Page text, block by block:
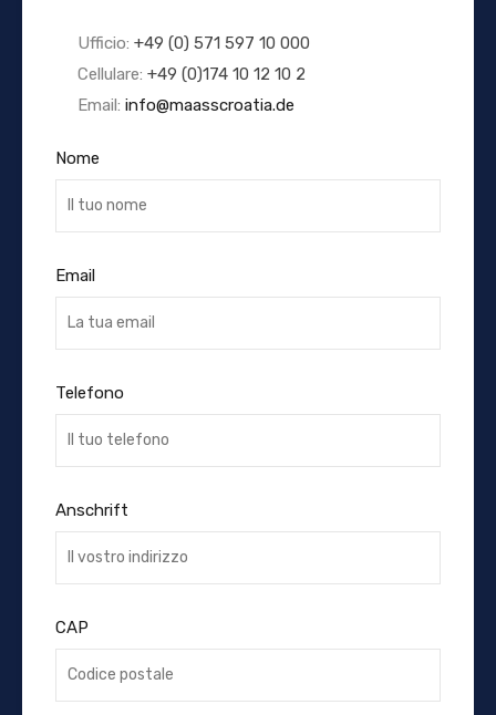
Ufficio: +49 (0) 571 597 10 000
Cellulare: +49 (0)174 10 12 10 2
Email: info@maasscroatia.de
Nome
Email
Telefono
Anschrift
CAP